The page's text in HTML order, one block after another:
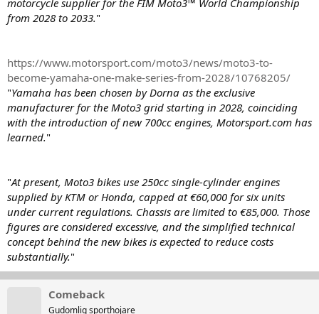
from 2028 to 2033."
https://www.motorsport.com/moto3/news/moto3-to-
become-yamaha-one-make-series-from-2028/10768205/
"Yamaha has been chosen by Dorna as the exclusive
manufacturer for the Moto3 grid starting in 2028, coinciding
with the introduction of new 700cc engines, Motorsport.com has
learned."
"At present, Moto3 bikes use 250cc single-cylinder engines
supplied by KTM or Honda, capped at €60,000 for six units
under current regulations. Chassis are limited to €85,000. Those
figures are considered excessive, and the simplified technical
concept behind the new bikes is expected to reduce costs
substantially."
Comeback
Gudomlig sporthojare